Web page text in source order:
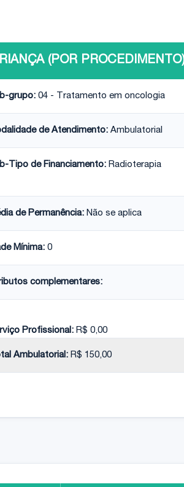
(POR
grupo: 04 - Tratamento em oncologia
de Atendimento: Ambulatorial
Tipo de Financiamento: Radioterapia
de Permanência: Não se aplica
Mínima: 0
complementares:
Profissional: R$ 0,00
Ambulatorial: R$ 150,00